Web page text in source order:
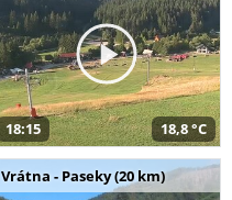
18:15 18,8 °C
Vrátna - Paseky (20 km)